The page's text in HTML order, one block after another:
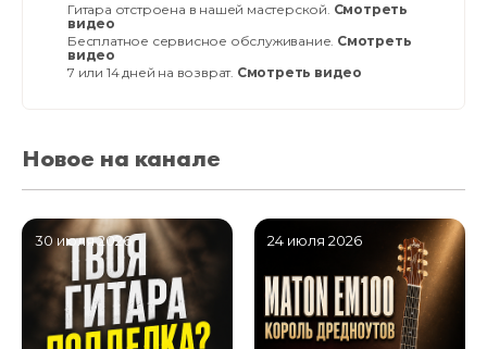
Гитара отстроена в нашей мастерской. Смотреть
видео
Бесплатное сервисное обслуживание. Смотреть
видео
7 или 14 дней на возврат. Смотреть видео
Новое на канале
30 июля 2026 24 июля 2026